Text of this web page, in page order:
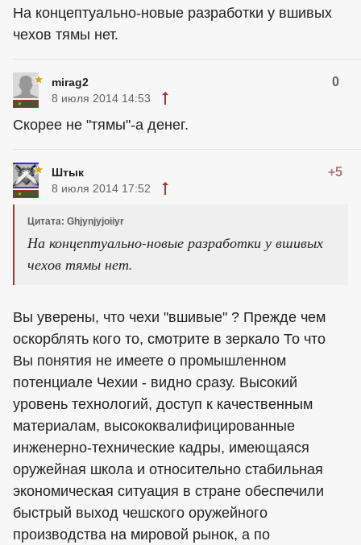
На концептуально-новые разработки у вшивых
чехов тямы нет.
mirag2 0
8 июля 2014 14:53
Скорее не "тямы"-а денег.
Штык +5
8 июля 2014 17:52
Цитата: Ghjynjyjoiiyr
На концептуально-новые разработки у вшивых
чехов тямы нет.
Вы уверены, что чехи "вшивые" ? Прежде чем
оскорблять кого то, смотрите в зеркало То что
Вы понятия не имеете о промышленном
потенциале Чехии - видно сразу. Высокий
уровень технологий, доступ к качественным
материалам, высококвалифицированные
инженерно-технические кадры, имеющаяся
оружейная школа и относительно стабильная
экономическая ситуация в стране обеспечили
быстрый выход чешского оружейного
производства на мировой рынок, а по